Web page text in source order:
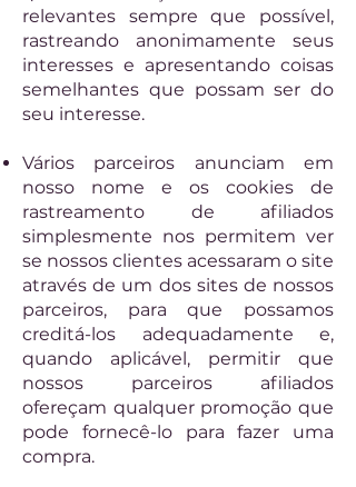
relevantes sempre que possível,
rastreando anonimamente seus
interesses e apresentando coisas
semelhantes que possam ser do
seu interesse.
Vários parceiros anunciam em
nosso nome e os cookies de
rastreamento de afiliados
simplesmente nos permitem ver
se nossos clientes acessaram o site
através de um dos sites de nossos
parceiros, para que possamos
creditá-los adequadamente e,
quando aplicável, permitir que
nossos parceiros afiliados
ofereçam qualquer promoção que
pode fornecê-lo para fazer uma
compra.